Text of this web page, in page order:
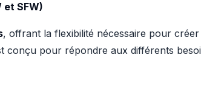
et SFW)
, offrant la flexibilité nécessaire pour
conçu pour répondre aux différents